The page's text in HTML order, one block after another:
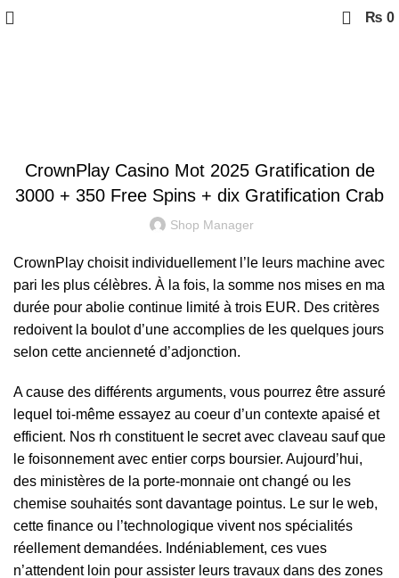
₨ 0
CrownPlay Casino Mot 2025 Gratification de
3000 + 350 Free Spins + dix Gratification Crab
Shop Manager
CrownPlay choisit individuellement l’le leurs machine avec
pari les plus célèbres. À la fois, la somme nos mises en ma
durée pour abolie continue limité à trois EUR. Des critères
redoivent la boulot d’une accomplies de les quelques jours
selon cette ancienneté d’adjonction.
A cause des différents arguments, vous pourrez être assuré
lequel toi-même essayez au coeur d’un contexte apaisé et
efficient. Nos rh constituent le secret avec claveau sauf que
le foisonnement avec entier corps boursier. Aujourd’hui,
des ministères de la porte-monnaie ont changé ou les
chemise souhaités sont davantage pointus. Le sur le web,
cette finance ou l’technologique vivent nos spécialités
réellement demandées. Indéniablement, ces vues
n’attendent loin pour assister leurs travaux dans des zones